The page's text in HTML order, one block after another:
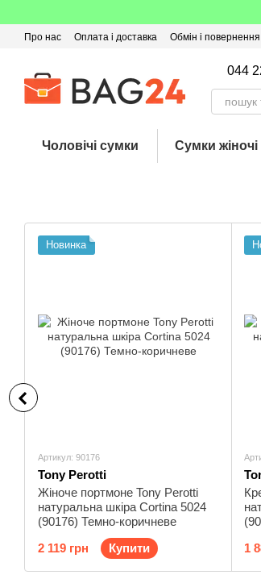
Про нас Оплата і доставка Обмін і повернення
044
Чоловічі сумки Сумки жіночі
Новинка
Артикул: 90176
Tony Perotti
Жіноче портмоне Tony Perotti
натуральна шкіра Cortina 5024
(90176) Темно-коричневе
2 119 грн
Купити
1